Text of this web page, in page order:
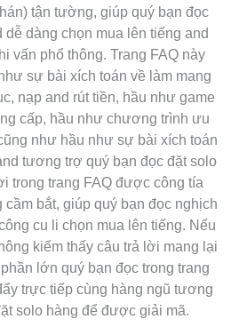
tận tường, giúp quý bạn đọc
dàng chọn mua lên tiếng and
vấn phổ thông. Trang FAQ này
sự bài xích toán về làm mang
nạp and rút tiền, hầu như game
cấp, hầu như chương trình ưu
như hầu như sự bài xích toán
tương trợ quý bạn đọc đặt solo
trong trang FAQ được công tía
cầm bắt, giúp quý bạn đọc nghịch
cu li chọn mua lên tiếng. Nếu
kiếm thấy câu trả lời mang lại
lớn quý bạn đọc trong trang
trực tiếp cùng hàng ngũ tương
solo hàng để được giải mã.